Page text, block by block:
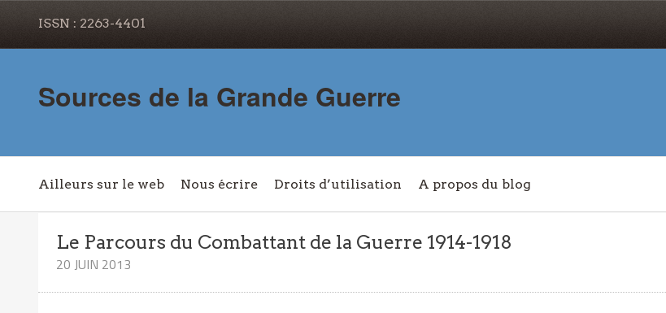
ISSN : 2263-4401
Sources de la Grande Guerre
Ailleurs sur le web Nous écrire Droits d’utilisation A propos du blog
Le Parcours du Combattant de la Guerre 1914-1918
20 JUIN 2013